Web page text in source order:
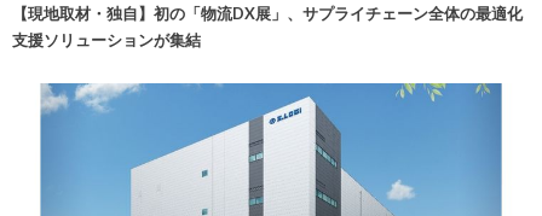
【現地取材・独自】初の「物流DX展」、サプライチェーン全体の最適化
支援ソリューションが集結